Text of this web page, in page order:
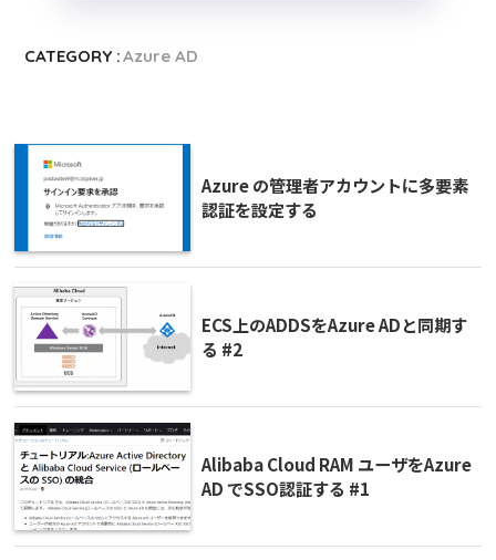
CATEGORY :Azure AD
Azure の管理者アカウントに多要素
認証を設定する
ECS上のADDSをAzure ADと同期す
る #2
Alibaba Cloud RAM ユーザをAzure
AD でSSO認証する #1